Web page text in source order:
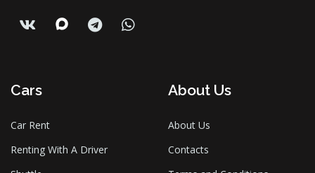
Cars
Car Rent
Renting With A Driver
About Us
About Us
Contacts